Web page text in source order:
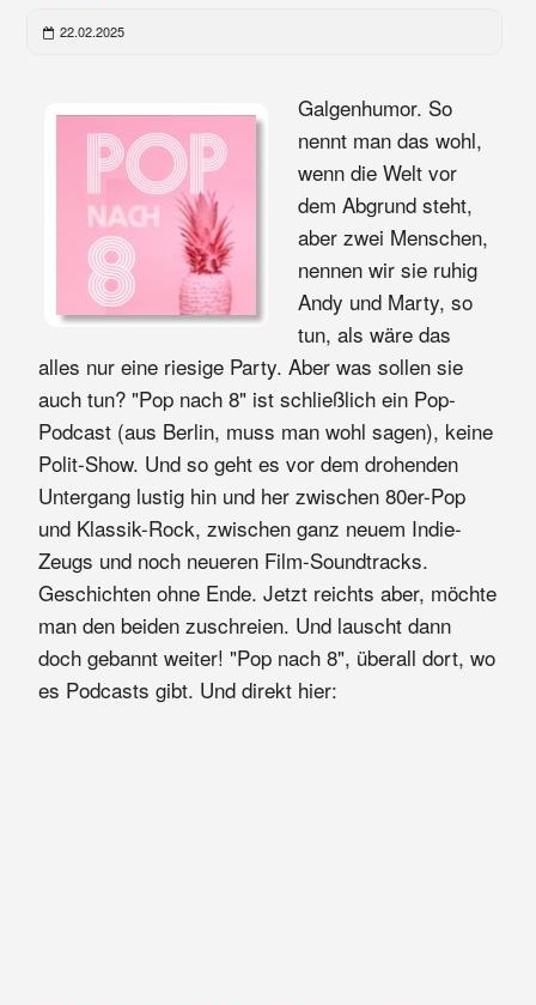
22.02.2025
Galgenhumor. So
nennt man das wohl,
wenn die Welt vor
dem Abgrund steht,
aber zwei Menschen,
nennen wir sie ruhig
Andy und Marty, so
tun, als wäre das
alles nur eine riesige Party. Aber was sollen sie
auch tun? "Pop nach 8" ist schließlich ein Pop-
Podcast (aus Berlin, muss man wohl sagen), keine
Polit-Show. Und so geht es vor dem drohenden
Untergang lustig hin und her zwischen 80er-Pop
und Klassik-Rock, zwischen ganz neuem Indie-
Zeugs und noch neueren Film-Soundtracks.
Geschichten ohne Ende. Jetzt reichts aber, möchte
man den beiden zuschreien. Und lauscht dann
doch gebannt weiter! "Pop nach 8", überall dort, wo
es Podcasts gibt. Und direkt hier: